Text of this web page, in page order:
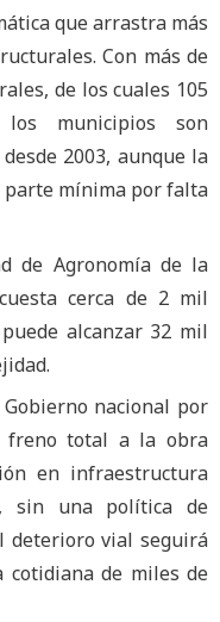
que arrastra más
Con más de
de los cuales 105
municipios son
2003, aunque la
mínima por falta
de Agronomía de la
cerca de 2 mil
alcanzar 32 mil
nacional por
freno total a la obra
en infraestructura
sin una política de
deterioro vial seguirá
cotidiana de miles de